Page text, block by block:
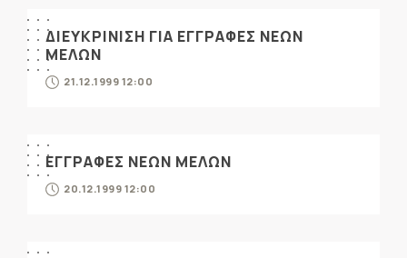
ΔΙΕΥΚΡΙΝΙΣΗ ΓΙΑ ΕΓΓΡΑΦΕΣ ΝΕΩΝ
ΜΕΛΩΝ
21.12.1999 12:00
ΕΓΓΡΑΦΕΣ ΝΕΩΝ ΜΕΛΩΝ
20.12.1999 12:00